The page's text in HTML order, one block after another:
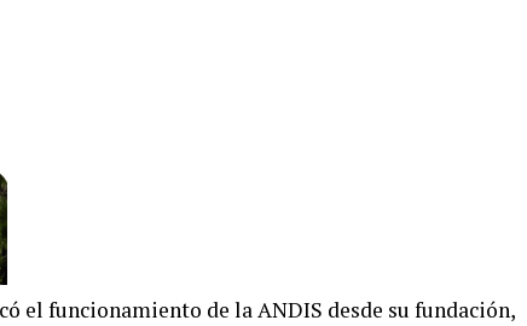
el funcionamiento de la ANDIS desde su fundación,